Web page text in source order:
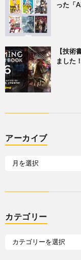
った「
【技
ました！
アーカイブ
カテゴリー